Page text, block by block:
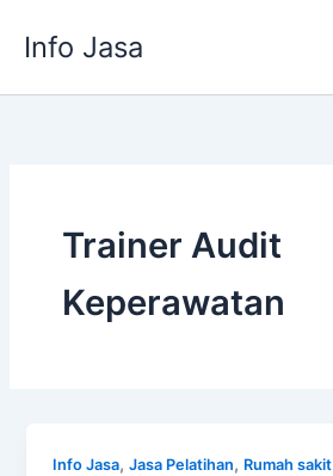
Info Jasa
Trainer Audit
Keperawatan
Info Jasa,Jasa Pelatihan, Rumah sakit